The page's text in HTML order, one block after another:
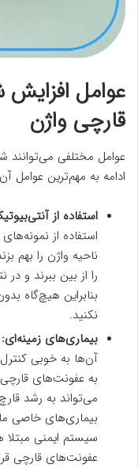
عوامل افزایش
قارچی واژن
عوامل مختلفی می‌توانند
ادامه به مهم‌ترین عوامل
استفاده از
استفاده از
ناحیه واژن را بهم
را از بین ببرند و
بنابراین هیچ‌گاه
نکنید.
بیماری‌های زمینه‌ای:
آن‌ها به خوبی
به عفونت‌های قارچی
می‌تواند به رشد
بیماری‌های خاصی
سیستم ایمنی مبتلا
عفونت‌های قارچی